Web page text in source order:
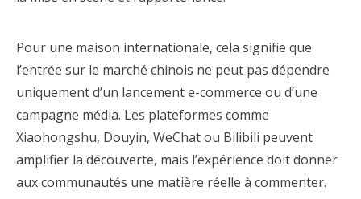
Pour une maison internationale, cela signifie que
l’entrée sur le marché chinois ne peut pas dépendre
uniquement d’un lancement e-commerce ou d’une
campagne média. Les plateformes comme
Xiaohongshu, Douyin, WeChat ou Bilibili peuvent
amplifier la découverte, mais l’expérience doit donner
aux communautés une matière réelle à commenter.